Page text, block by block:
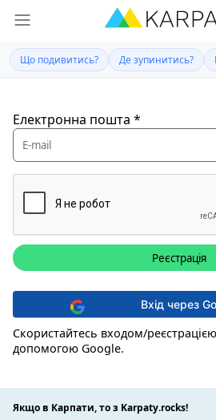
Що подивитись? Де зупинитись?
Електронна пошта *
Вхід через
Скористайтесь входом/
допомогою Google.
Якщо в Карпати, то з Karpaty.rocks!